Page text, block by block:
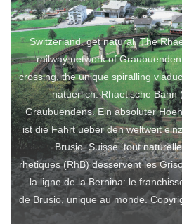
Switzerland. get natural. The
railway network of
crossing, the unique spiralling
natuerlich. Rhaetische
Graubuendens. Ein absoluter
ist die Fahrt ueber den weltweit
Brusio. Suisse. tout
rhetiques (RhB) desservent les
la ligne de la Bernina: le
de Brusio, unique au monde.